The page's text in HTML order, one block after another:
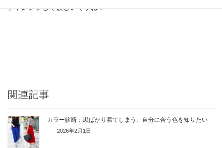
チャレンジして欲しいですね！
関連記事
カラー診断：黒ばかり着てしまう、自分に合う色を知りたい
2026年2月1日